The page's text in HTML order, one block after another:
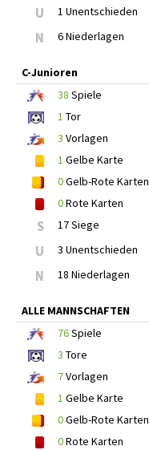
U 1 Unentschieden
N 6 Niederlagen
C-Junioren
38 Spiele
1 Tor
3 Vorlagen
1 Gelbe Karte
0Gelb-Rote Karten
0Rote Karten
S 17 Siege
U 3 Unentschieden
N 18 Niederlagen
ALLE MANNSCHAFTEN
76Spiele
3 Tore
7Vorlagen
1 Gelbe Karte
0Gelb-Rote Karten
0Rote Karten